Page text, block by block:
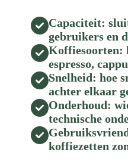
Capaciteit:
gebruikers en
Koffiesoorten:
espresso,
Snelheid: hoe
achter elkaar
Onderhoud:
technische
koffiezetten